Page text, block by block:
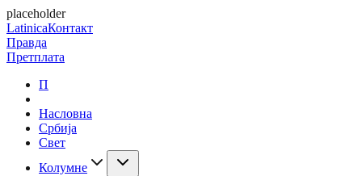
placeholder
LatinicaКонтакт
Правда
Претплата
П
Насловна
Србија
Свет
Колумне